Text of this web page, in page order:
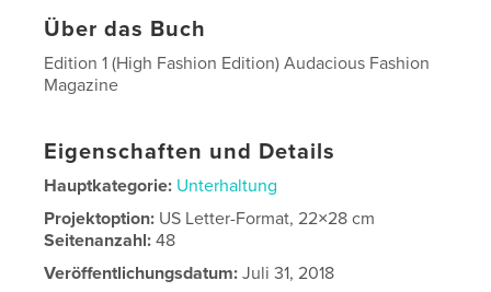
Über das Buch
Edition 1 (High Fashion Edition) Audacious Fashion
Magazine
Eigenschaften und Details
Hauptkategorie: Unterhaltung
Projektoption: US Letter-Format, 22×28 cm
Seitenanzahl:48
Veröffentlichungsdatum: Juli 31, 2018